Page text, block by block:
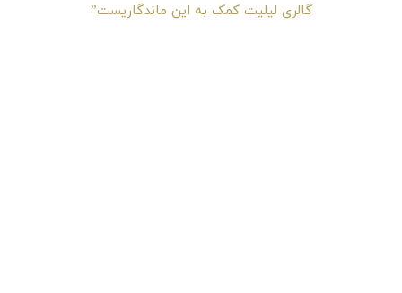
گالری لیلیت کمک به این ماندگاریست”